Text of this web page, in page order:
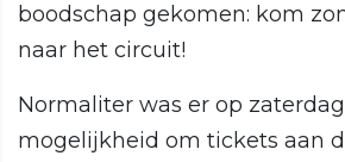
boodschap gekomen: kom
naar het circuit!
Normaliter was er op
mogelijkheid om tickets aan